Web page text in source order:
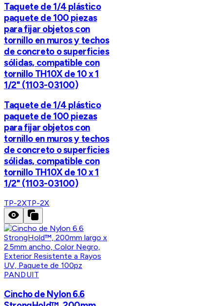
Taquete de 1/4 plástico
paquete de 100 piezas
para fijar objetos con
tornillo en muros y techos
de concreto o superficies
sólidas, compatible con
tornillo TH10X de 10 x 1
1/2" (1103-03100)
Taquete de 1/4 plástico
paquete de 100 piezas
para fijar objetos con
tornillo en muros y techos
de concreto o superficies
sólidas, compatible con
tornillo TH10X de 10 x 1
1/2" (1103-03100)
TP-2XTP-2X
PANDUIT
Cincho de Nylon 6.6